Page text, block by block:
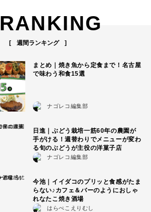
RANKING
週間ランキング
まとめ｜焼き魚から定食まで！名古屋
で味わう和食15選
ナゴレコ編集部
日進｜ぶどう栽培一筋60年の農園が
手がける！週替わりでメニューが変わ
る旬のぶどうが主役の洋菓子店
ナゴレコ編集部
今池｜イイダコのプリッと食感がたま
らない♪カフェ＆バーのようにおしゃ
れなたこ焼き酒場
はらぺこえりむし